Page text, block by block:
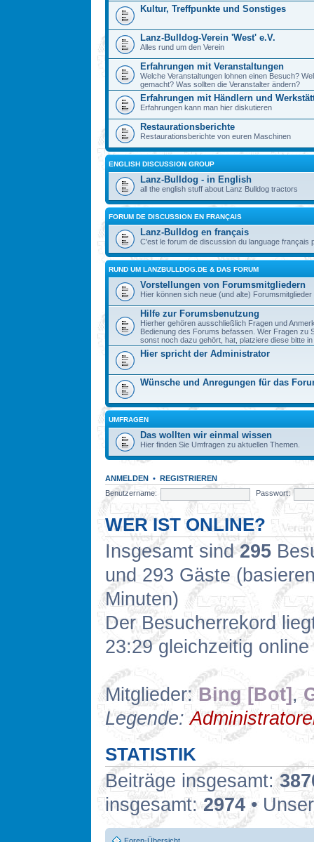
Kultur, Treffpunkte und Sonstiges
Lanz-Bulldog-Verein 'West' e.V.
Alles rund um den Verein
Erfahrungen mit Veranstaltungen
Welche Veranstaltungen lohnen einen Besuch?
gemacht? Was sollten die Veranstalter ändern?
Erfahrungen mit Händlern und
Erfahrungen kann man hier diskutieren
Restaurationsberichte
Restaurationsberichte von euren Maschinen
ENGLISH DISCUSSION GROUP
Lanz-Bulldog - in English
all the english stuff about Lanz Bulldog tractors
FORUM DE DISCUSSION EN FRANÇAIS
Lanz-Bulldog en français
C'est le forum de discussion du language français
RUND UM LANZBULLDOG.DE & DAS FORUM
Vorstellungen von Forumsmitgliedern
Hier können sich neue (und alte)
Hilfe zur Forumsbenutzung
Hierher gehören ausschließlich Fragen und
Bedienung des Forums befassen. Wer Fragen zu
sonst noch dazu gehört, hat, platziere diese bitte
Hier spricht der Administrator
Wünsche und Anregungen für das
UMFRAGEN
Das wollten wir einmal wissen
Hier finden Sie Umfragen zu aktuellen Themen.
ANMELDEN • REGISTRIEREN
Benutzername:
Passwort:
WER IST ONLINE?
Insgesamt sind295
und 293 Gäste
Minuten)
Der Besucherrekord
23:29 gleichzeitig
Mitglieder:Bing [Bot],
Legende:
STATISTIK
Beiträge insgesamt:
insgesamt:2974 •